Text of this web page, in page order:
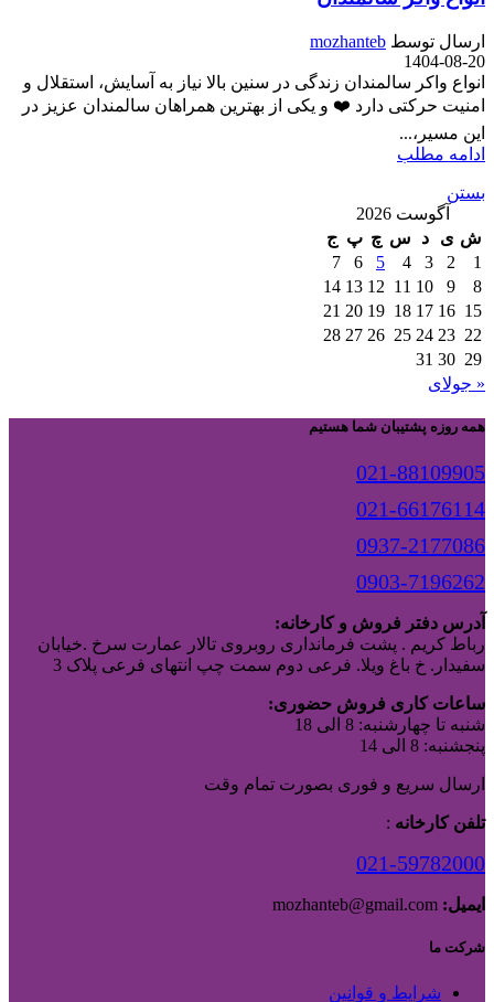
ارسال توسط mozhanteb
1404-08-20
انواع واکر سالمندان زندگی در سنین بالا نیاز به آسایش، استقلال و
امنیت حرکتی دارد ❤️ و یکی از بهترین همراهان سالمندان عزیز در
این مسیر،...
ادامه مطلب
بستن
آگوست 2026
ش ی د س چ پ ج
1
2
3
4
5
6
7
8
9
10
11
12
13
14
15
16
17
18
19
20
21
22
23
24
25
26
27
28
29
30
31
« جولای
همه روزه پشتیبان شما هستیم
021-88109905
021-66176114
0937-2177086
0903-7196262
آدرس دفتر فروش و کارخانه:
رباط کریم . پشت فرمانداری روبروی تالار عمارت سرخ .خیابان
سفیدار. خ باغ ویلا. فرعی دوم سمت چپ انتهای فرعی پلاک 3
ساعات کاری فروش حضوری:
شنبه تا چهارشنبه: 8 الی 18
پنجشنبه: 8 الی 14
ارسال سریع و فوری بصورت تمام وقت
تلفن کارخانه :
021-59782000
ایمیل:
شرکت ما
شرایط و قوانین